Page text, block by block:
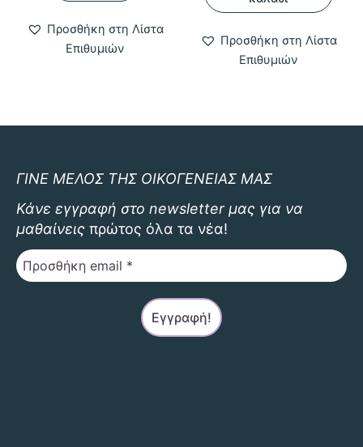
έχει
επιλεγούν
στη
σελίδα
του
προϊόντος
Προσθήκη στη Λίστα
Επιθυμιών
Προσθήκη στη Λίστα
Επιθυμιών
ΓΙΝΕ ΜΕΛΟΣ ΤΗΣ ΟΙΚΟΓΕΝΕΙΑΣ ΜΑΣ
Κάνε εγγραφή στο newsletter μας για να
μαθαίνεις πρώτος όλα τα νέα!